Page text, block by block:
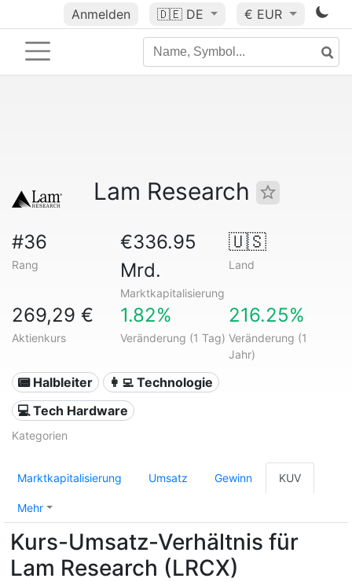
Anmelden 🇩🇪 DE € EUR
Lam Research
#36
Rang
€336.95
Mrd.
Marktkapitalisierung
🇺🇸
Land
269,29 €
Aktienkurs
1.82%
Veränderung (1 Tag)
216.25%
Veränderung (1
Jahr)
📟 Halbleiter
👩‍💻 Technologie
💻 Tech Hardware
Kategorien
Marktkapitalisierung Umsatz Gewinn KUV
Mehr
Kurs-Umsatz-Verhältnis für
Lam Research (LRCX)